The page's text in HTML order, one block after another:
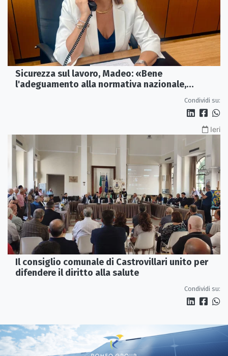
Sicurezza sul lavoro, Madeo: «Bene
l'adeguamento alla normativa nazionale,
Condividi su:
Ieri
Il consiglio comunale di Castrovillari unito per
difendere il diritto alla salute
Condividi su: